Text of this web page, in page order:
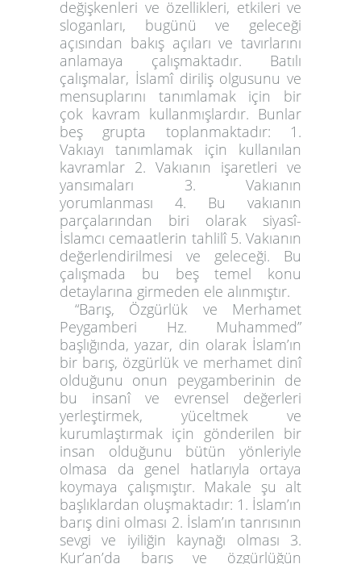
değişkenleri ve özellikleri, etkileri ve
sloganları, bugünü ve geleceği
açısından bakış açıları ve tavırlarını
anlamaya çalışmaktadır. Batılı
çalışmalar, İslamî diriliş olgusunu ve
mensuplarını tanımlamak için bir
çok kavram kullanmışlardır. Bunlar
beş grupta toplanmaktadır: 1.
Vakıayı tanımlamak için kullanılan
kavramlar 2. Vakıanın işaretleri ve
yansımaları 3. Vakıanın
yorumlanması 4. Bu vakıanın
parçalarından biri olarak siyasî-
İslamcı cemaatlerin tahlilî 5. Vakıanın
değerlendirilmesi ve geleceği. Bu
çalışmada bu beş temel konu
detaylarına girmeden ele alınmıştır.
“Barış, Özgürlük ve Merhamet
Peygamberi Hz. Muhammed”
başlığında, yazar, din olarak İslam’ın
bir barış, özgürlük ve merhamet dinî
olduğunu onun peygamberinin de
bu insanî ve evrensel değerleri
yerleştirmek, yüceltmek ve
kurumlaştırmak için gönderilen bir
insan olduğunu bütün yönleriyle
olmasa da genel hatlarıyla ortaya
koymaya çalışmıştır. Makale şu alt
başlıklardan oluşmaktadır: 1. İslam’ın
barış dini olması 2. İslam’ın tanrısının
sevgi ve iyiliğin kaynağı olması 3.
Kur’an’da barış ve özgürlüğün